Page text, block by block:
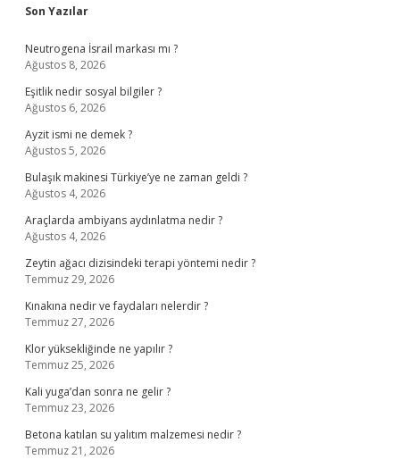
Sidebar
Son Yazılar
Neutrogena İsrail markası mı ?
Ağustos 8, 2026
Eşitlik nedir sosyal bilgiler ?
Ağustos 6, 2026
Ayzit ismi ne demek ?
Ağustos 5, 2026
Bulaşık makinesi Türkiye’ye ne zaman geldi ?
Ağustos 4, 2026
Araçlarda ambiyans aydınlatma nedir ?
Ağustos 4, 2026
Zeytin ağacı dizisindeki terapi yöntemi nedir ?
Temmuz 29, 2026
Kınakına nedir ve faydaları nelerdir ?
Temmuz 27, 2026
Klor yüksekliğinde ne yapılır ?
Temmuz 25, 2026
Kali yuga’dan sonra ne gelir ?
Temmuz 23, 2026
Betona katılan su yalıtım malzemesi nedir ?
Temmuz 21, 2026